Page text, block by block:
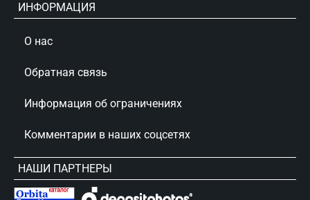
ИНФОРМАЦИЯ
О нас
Обратная связь
Информация об ограничениях
Комментарии в наших соцсетях
НАШИ ПАРТНЕРЫ